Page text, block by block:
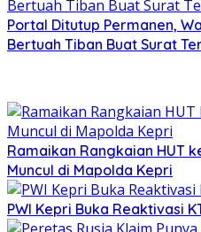
Portal Ditutup Permanen,
Bertuah Tiban Buat Surat
Ramaikan Rangkaian HUT
Muncul di Mapolda Kepri
PWI Kepri Buka Reaktivasi